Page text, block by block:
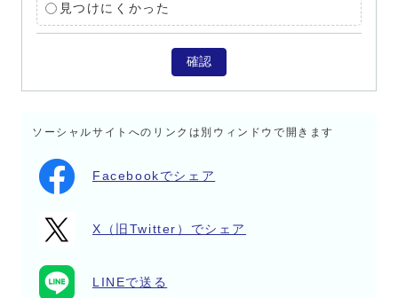
見つけにくかった
確認
ソーシャルサイトへのリンクは別ウィンドウで開きます
Facebookでシェア
X（旧Twitter）でシェア
LINEで送る